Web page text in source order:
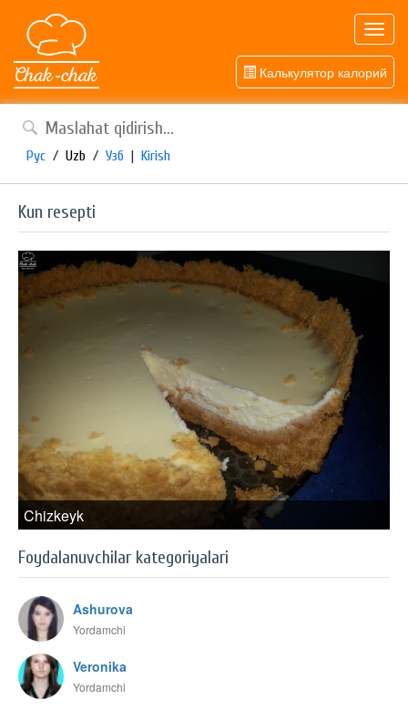
Калькулятор калорий
Рус / Uzb / Узб | Kirish
Kun resepti
Chizkeyk
Foydalanuvchilar kategoriyalari
Ashurova
Yordamchi
Veronika
Yordamchi